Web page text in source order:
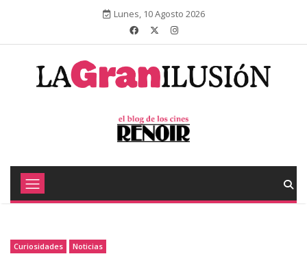
Lunes, 10 Agosto 2026
Curiosidades Noticias